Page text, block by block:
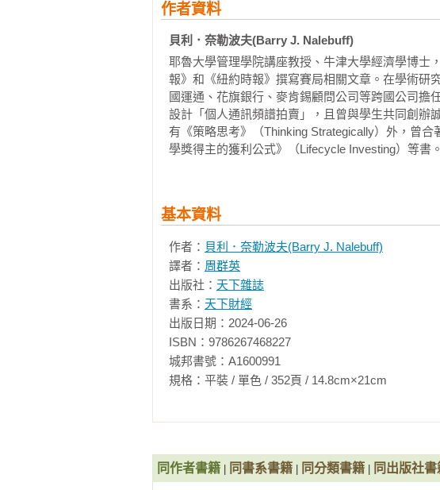
（William Ury）在《哈佛這樣教談判力》（Getting
力放在利益上，而非立場上。但那本書沒有探討到
利益。那些利益可能大到像是併購帶來的綜效，或
喜歡談判，是因為談判會帶來緊張的氣氛。
為了化解緊張氣氛，有些談判者會訴諸公平。他們
但在一方看來公平的事，另一方可能不這麼覺得。
的規模比較大，帶來的好處比較多，或者他比較可
此類。訴諸於權力的說法常常占上風，讓人們想按
的規模（單位、收入、利潤、投資的金額），或按
無法反映談判裡的權力本質。
本書要介紹一種新的方法，可以呈現出談判者的真
很顛覆，它主張餅應該平均分配，但不表示談判雙
了人們對權力的看法，所以會遭遇阻力，尤其是來
你將從這本書得到實用且有理論依據的談判方法。
作者資料
貝利．奈勒波夫(Barry J. Nalebuff)
耶魯大學管理學院講座教授、牛津大學經濟學博士
報》和《紐約時報》撰寫賽局相關文章。在學術研
國運通、花旗銀行、麥肯錫顧問公司等跨國公司擔
設計「個人通訊頻譜拍賣」，且曾與學生共同創辦
有《策略思考》（Thinking Strategically）外，曾
學獎得主的獲利公式》（Lifecycle Investing）等書。
基本資料
作者： 貝利．奈勒波夫(Barry J. Nalebuff)
譯者： 周群英
出版社： 天下雜誌
書系： 天下財經
出版日期：2024-06-26
ISBN：9786267468227
城邦書號：A1600991
規格：平裝 / 單色 / 352頁 / 14.8cm×21cm
同作者書籍 同書系書籍 同分類書籍 同出版社書